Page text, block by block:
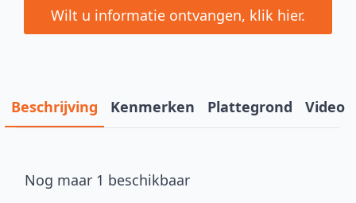
Wilt u informatie ontvangen, klik hier.
Beschrijving Kenmerken Plattegrond Video
Nog maar 1 beschikbaar